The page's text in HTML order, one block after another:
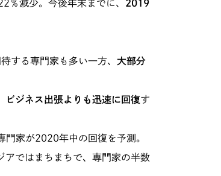
％減少。今後年末までに、 2019
する専門家も多い一方、 大部分
ビジネス出張よりも迅速に回復す
門家が2020年中の回復を予測。
アではまちまちで、専門家の半数